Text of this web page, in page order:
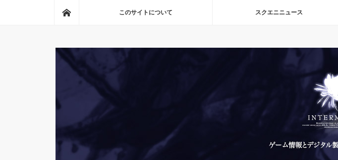
このサイトについて スクエニニュース